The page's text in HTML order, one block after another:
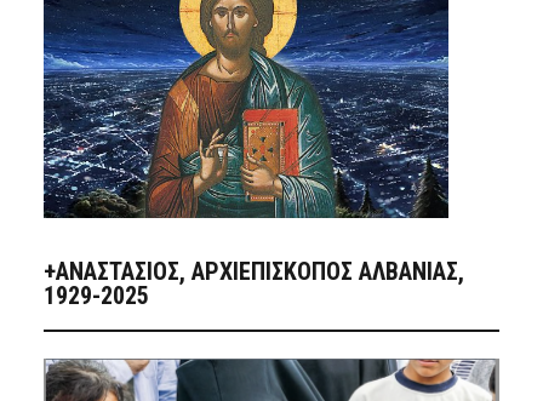
+ΑΝΑΣΤΆΣΙΟΣ, ΑΡΧΙΕΠΊΣΚΟΠΟΣ ΑΛΒΑΝΊΑΣ,
1929-2025